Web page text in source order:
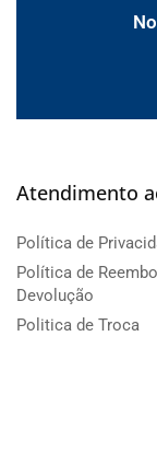
Atendimento
Política de
Política de
Devolução
Politica de Troca